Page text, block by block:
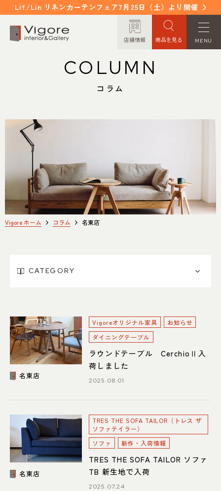
Lif/Lin リネンカーテンフェア7月25日（土）より開催
店舗情報 商品を見る MENU
イベント/ニュース
CONCEPT
ITEM
商品紹介
WORKS
SHOP INFO
ORDER MADE
オーダーメイド
中川店
〒454-0825 名古屋市中川区好
定休日
水曜日（祝日は営業）
052-361-5551
COLUMN
コラム
Vigore ホーム コラム 名東店
CATEGORY
名東店
Vigoreオリジナル家具
お知らせ
ダイニングテーブル
ラウンドテーブル CerchioⅡ入
荷しました
2025.08.01
名東店
TRES THE SOFA TAILOR（トレス ザ
ソファテイラー）
ソファ
新作・入荷情報
TRES THE SOFA TAILOR ソファ
TB 新生地で入荷
2025.07.24